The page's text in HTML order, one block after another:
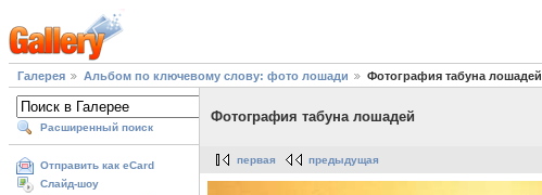
Галерея Альбом по ключевому слову: фото лошади Фотография табуна лошадей
Расширенный поиск
Отправить как eCard
Слайд-шоу
Фотография табуна лошадей
первая предыдущая